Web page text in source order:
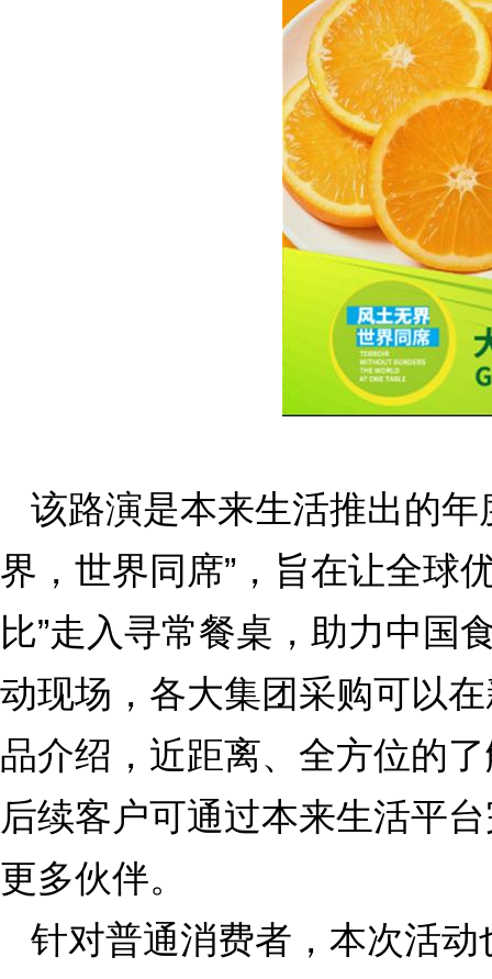
该路演是本来生活推出的
界，世界同席”，旨在让全球
比”走入寻常餐桌，助力中国
动现场，各大集团采购可以
品介绍，近距离、全方位的
后续客户可通过本来生活平
更多伙伴。
针对普通消费者，本次活